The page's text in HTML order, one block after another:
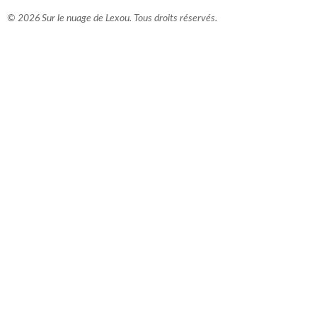
© 2026 Sur le nuage de Lexou. Tous droits réservés.